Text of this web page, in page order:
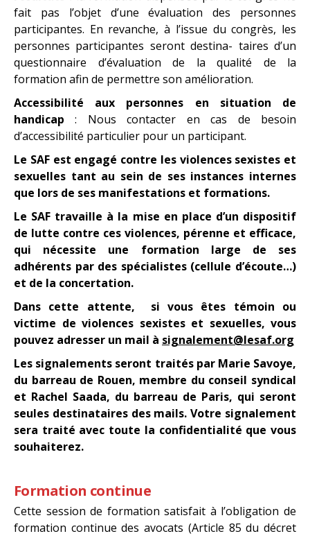
fait pas l’objet d’une évaluation des personnes
participantes. En revanche, à l’issue du congrès, les
personnes participantes seront destina- taires d’un
questionnaire d’évaluation de la qualité de la
formation afin de permettre son amélioration.
Accessibilité aux personnes en situation de
handicap : Nous contacter en cas de besoin
d’accessibilité particulier pour un participant.
Le SAF est engagé contre les violences sexistes et
sexuelles tant au sein de ses instances internes
que lors de ses manifestations et formations.
Le SAF travaille à la mise en place d’un dispositif
de lutte contre ces violences, pérenne et efficace,
qui nécessite une formation large de ses
adhérents par des spécialistes (cellule d’écoute…)
et de la concertation.
Dans cette attente, si vous êtes témoin ou
victime de violences sexistes et sexuelles, vous
pouvez adresser un mail à signalement@lesaf.org
Les signalements seront traités par Marie Savoye,
du barreau de Rouen, membre du conseil syndical
et Rachel Saada, du barreau de Paris, qui seront
seules destinataires des mails. Votre signalement
sera traité avec toute la confidentialité que vous
souhaiterez.
Formation continue
Cette session de formation satisfait à l’obligation de
formation continue des avocats (Article 85 du décret